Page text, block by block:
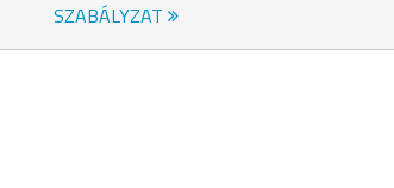
SZABÁLYZAT